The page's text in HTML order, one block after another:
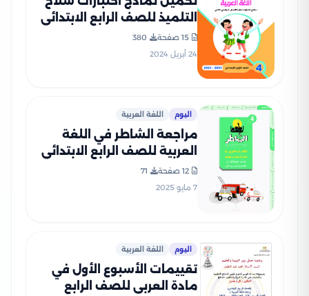
التلميذ للصف الرابع الابتدائي
في اللغة العربية مع إجاباتها
النموذجية
15 صفحة
380
24 أبريل 2024
اليوم اللغة العربية
مراجعة الشاطر في اللغة
العربية للصف الرابع الابتدائي
بالاجابات
12 صفحة
71
7 مايو 2025
اليوم اللغة العربية
تقييمات الأسبوع الأول في
مادة العربي للصف الرابع